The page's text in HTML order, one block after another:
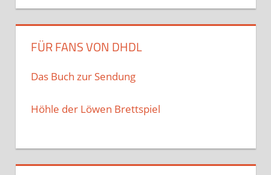
FÜR FANS VON DHDL
Das Buch zur Sendung
Höhle der Löwen Brettspiel